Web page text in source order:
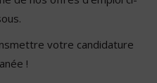
votre candidature
!